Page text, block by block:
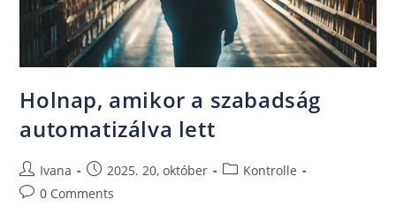
Holnap, amikor a szabadság
automatizálva lett
Ivana 2025. 20, október
Kontrolle
0 Comments